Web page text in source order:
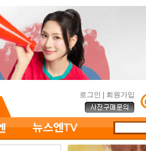
로그인 회원가입